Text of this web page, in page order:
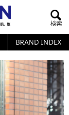
BRAND INDEX